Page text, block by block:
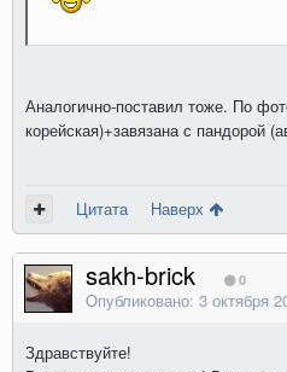
Аналогично-поставил тоже. По
корейская)+завязана с пандорой
Цитата Наверх
sakh-brick 0
Опубликовано: 3 октября
Здравствуйте!